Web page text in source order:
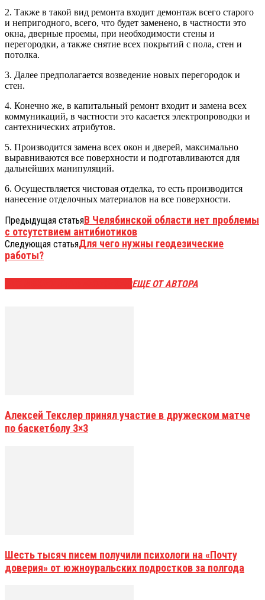
2. Также в такой вид ремонта входит демонтаж всего старого
и непригодного, всего, что будет заменено, в частности это
окна, дверные проемы, при необходимости стены и
перегородки, а также снятие всех покрытий с пола, стен и
потолка.
3. Далее предполагается возведение новых перегородок и
стен.
4. Конечно же, в капитальный ремонт входит и замена всех
коммуникаций, в частности это касается электропроводки и
сантехнических атрибутов.
5. Производится замена всех окон и дверей, максимально
выравниваются все поверхности и подготавливаются для
дальнейших манипуляций.
6. Осуществляется чистовая отделка, то есть производится
нанесение отделочных материалов на все поверхности.
Предыдущая статьяВ Челябинской области нет проблемы
с отсутствием антибиотиков
Следующая статьяДля чего нужны геодезические
работы?
ЕЩЕ ОТ АВТОРА
Алексей Текслер принял участие в дружеском матче
по баскетболу 3×3
Шесть тысяч писем получили психологи на «Почту
доверия» от южноуральских подростков за полгода